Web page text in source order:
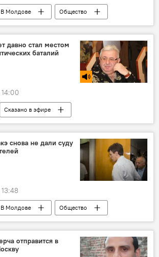
В Молдове
Общество
Афганистан
Михаил Мокан
ветераны афганцы
давно стал местом
баталий
Сказано в эфире
Леонтий Букштейн
снова не дали суду
В Молдове
Общество
Республика Молдова
дело
отправится в